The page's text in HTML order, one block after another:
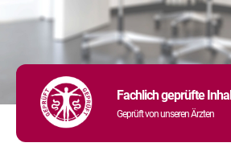
Fachlich geprüfte
Geprüft von unseren Ärzten